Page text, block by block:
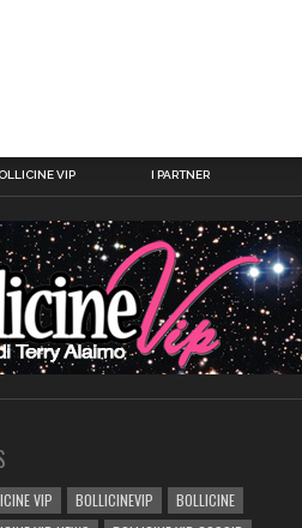
VIP I PARTNER
VIP BOLLICINEVIP
BOLLICINE